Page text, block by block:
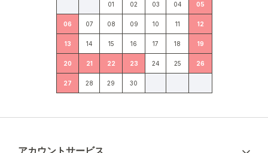
01 02 03 04 05
06 07 08 09 10 11 12
13 14 15 16 17 18 19
20 21 22 23 24 25 26
27 28 29 30